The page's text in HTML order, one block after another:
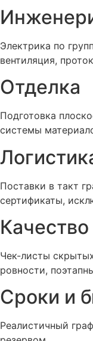
Электрика по
вентиляция,
Отделка
Подготовка
системы
Поставки в такт
сертификаты,
Качество
Чек-листы
ровности,
Сроки и
Реалистичный